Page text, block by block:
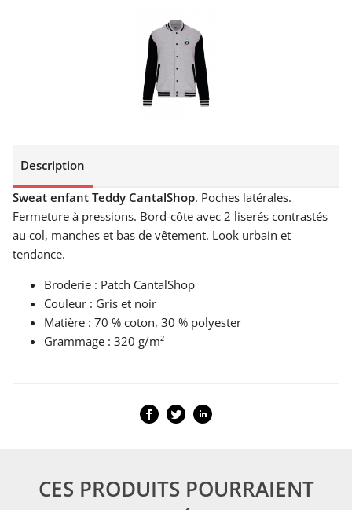
Description
Sweat enfant Teddy CantalShop. Poches latérales.
Fermeture à pressions. Bord-côte avec 2 liserés contrastés
au col, manches et bas de vêtement. Look urbain et
tendance.
Broderie : Patch CantalShop
Couleur : Gris et noir
Matière : 70 % coton, 30 % polyester
Grammage : 320 g/m²
CES PRODUITS POURRAIENT